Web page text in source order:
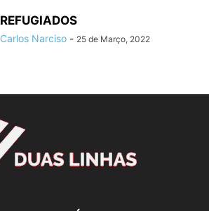
REFUGIADOS
Carlos Narciso - 25 de Março, 2022